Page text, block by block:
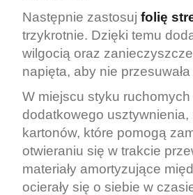
Następnie zastosuj folię
trzykrotnie. Dzięki temu
wilgocią oraz
napięta, aby nie
W miejscu styku
dodatkowego
kartonów, które pomogą
otwieraniu się w trakcie
materiały amortyzujące
ocierały się o siebie w